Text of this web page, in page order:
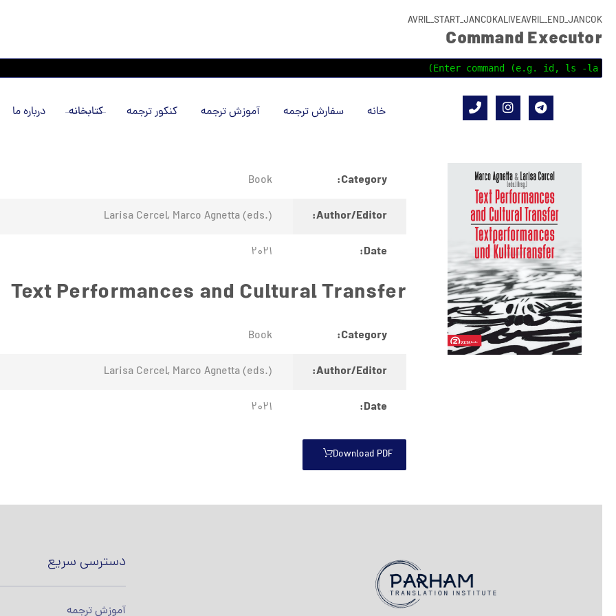
AVRIL_START_JANCOKALIVEAVRIL_END_JANCOK
Command Executor
خانه سفارش ترجمه آموزش ترجمه کنکور ترجمه کتابخانه درباره ما
Category:
Book
Author/Editor:
Larisa Cercel, Marco Agnetta (eds.)
Date:
2021
Text Performances and Cultural Transfer
Category:
Book
Author/Editor:
Larisa Cercel, Marco Agnetta (eds.)
Date:
2021
Download PDF
دسترسی سریع
آموزش ترجمه